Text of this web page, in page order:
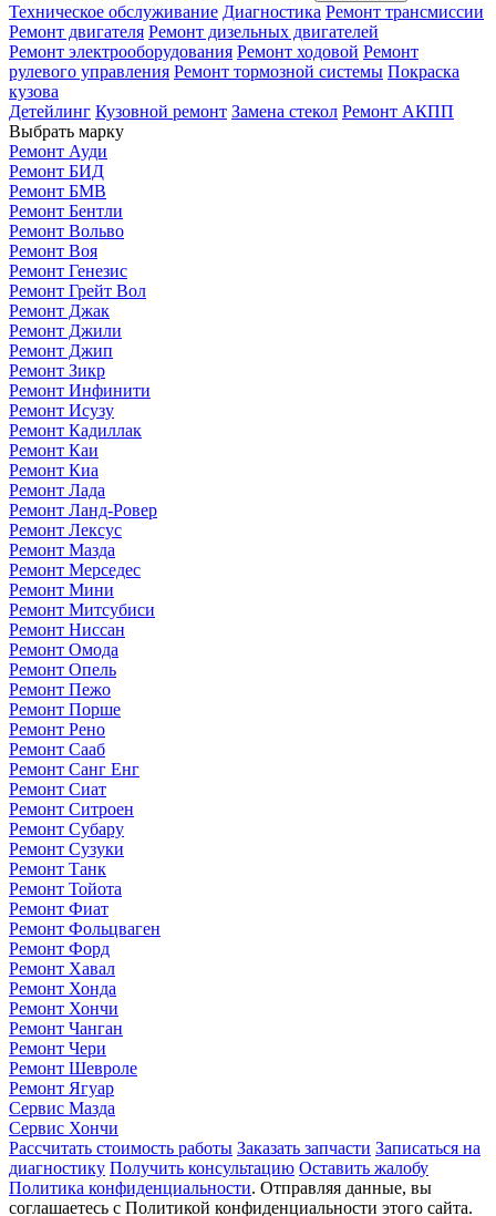
Техническое обслуживание Диагностика Ремонт трансмиссии
Ремонт двигателя Ремонт дизельных двигателей
Ремонт электрооборудования Ремонт ходовой Ремонт
рулевого управления Ремонт тормозной системы Покраска
кузова
Детейлинг Кузовной ремонт Замена стекол Ремонт АКПП
Выбрать марку
Ремонт Ауди
Ремонт БИД
Ремонт БМВ
Ремонт Бентли
Ремонт Вольво
Ремонт Воя
Ремонт Генезис
Ремонт Грейт Вол
Ремонт Джак
Ремонт Джили
Ремонт Джип
Ремонт Зикр
Ремонт Инфинити
Ремонт Исузу
Ремонт Кадиллак
Ремонт Каи
Ремонт Киа
Ремонт Лада
Ремонт Ланд-Ровер
Ремонт Лексус
Ремонт Мазда
Ремонт Мерседес
Ремонт Мини
Ремонт Митсубиси
Ремонт Ниссан
Ремонт Омода
Ремонт Опель
Ремонт Пежо
Ремонт Порше
Ремонт Рено
Ремонт Сааб
Ремонт Санг Енг
Ремонт Сиат
Ремонт Ситроен
Ремонт Субару
Ремонт Сузуки
Ремонт Танк
Ремонт Тойота
Ремонт Фиат
Ремонт Фольцваген
Ремонт Форд
Ремонт Хавал
Ремонт Хонда
Ремонт Хончи
Ремонт Чанган
Ремонт Чери
Ремонт Шевроле
Ремонт Ягуар
Сервис Мазда
Сервис Хончи
Рассчитать стоимость работы Заказать запчасти Записаться на
диагностику Получить консультацию Оставить жалобу
Политика конфиденциальности. Отправляя данные, вы
соглашаетесь с Политикой конфиденциальности этого сайта.